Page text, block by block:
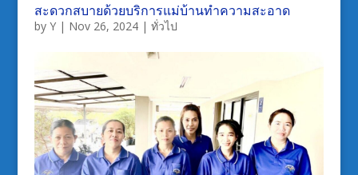
สะดวกสบายด้วยบริการแม่บ้านทำความสะอาด
by Y| Nov 26, 2024| ทั่วไป